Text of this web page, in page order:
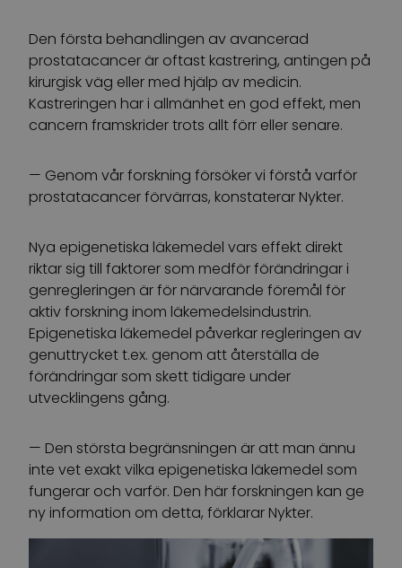
Den första behandlingen av avancerad
prostatacancer är oftast kastrering, antingen på
kirurgisk väg eller med hjälp av medicin.
Kastreringen har i allmänhet en god effekt, men
cancern framskrider trots allt förr eller senare.
— Genom vår forskning försöker vi förstå varför
prostatacancer förvärras, konstaterar Nykter.
Nya epigenetiska läkemedel vars effekt direkt
riktar sig till faktorer som medför förändringar i
genregleringen är för närvarande föremål för
aktiv forskning inom läkemedelsindustrin.
Epigenetiska läkemedel påverkar regleringen av
genuttrycket t.ex. genom att återställa de
förändringar som skett tidigare under
utvecklingens gång.
— Den största begränsningen är att man ännu
inte vet exakt vilka epigenetiska läkemedel som
fungerar och varför. Den här forskningen kan ge
ny information om detta, förklarar Nykter.